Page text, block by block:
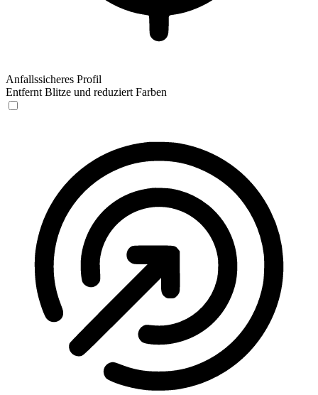
Anfallssicheres Profil
Entfernt Blitze und reduziert Farben